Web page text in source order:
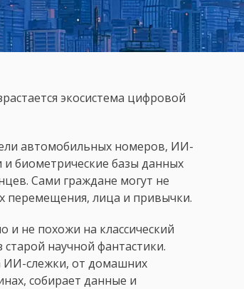
экосистема цифровой
автомобильных номеров, ИИ-
биометрические базы данных
Сами граждане могут не
перемещения, лица и привычки.
и не похожи на классический
научной фантастики.
ИИ-слежки, от домашних
собирает данные и